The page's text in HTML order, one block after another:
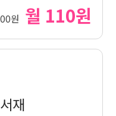
원 월 110원
재